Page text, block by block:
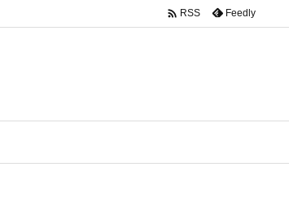
 RSS Feedly